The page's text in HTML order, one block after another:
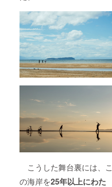
こうした舞台裏には、こ
の海岸を25年以上にわた